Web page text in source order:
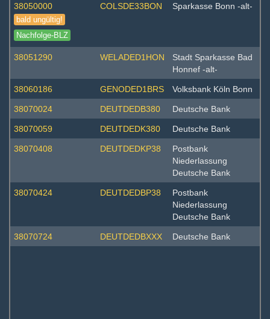
38050000
bald ungültig!
Nachfolge-BLZ
COLSDE33BON Sparkasse Bonn -alt-
38051290 WELADED1HON
Stadt Sparkasse Bad
Honnef -alt-
38060186 GENODED1BRS Volksbank Köln Bonn
38070024 DEUTDEDB380 Deutsche Bank
38070059 DEUTDEDK380 Deutsche Bank
38070408 DEUTDEDKP38
Postbank
Niederlassung
Deutsche Bank
38070424 DEUTDEDBP38
Postbank
Niederlassung
Deutsche Bank
38070724 DEUTDEDBXXX Deutsche Bank